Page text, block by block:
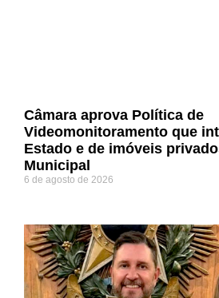
Câmara aprova Política de
Videomonitoramento que
Estado e de imóveis
Municipal
6 de agosto de 2026